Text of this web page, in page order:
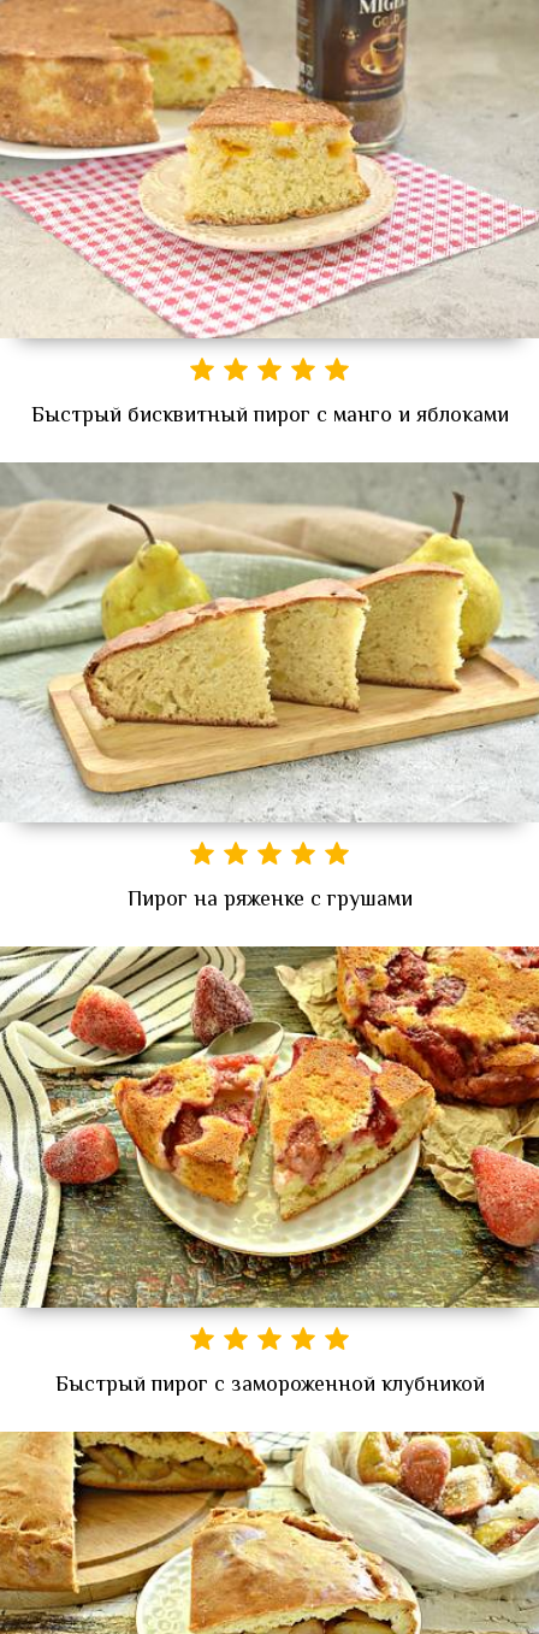
Быстрый бисквитный пирог с манго и яблоками
Пирог на ряженке с грушами
Быстрый пирог с замороженной клубникой